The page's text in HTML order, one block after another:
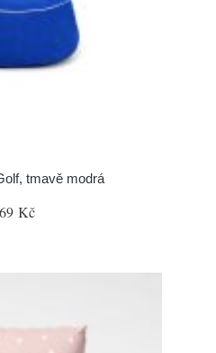
tmavě modrá
Kč